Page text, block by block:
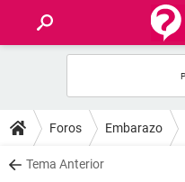
FOROS
SALUD
Foros Embarazo
Tema Anterior